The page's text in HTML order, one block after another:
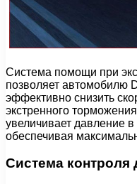
Система помощи при
позволяет автомобилю
эффективно снизить
экстренного
увеличивает давление
обеспечивая
Система контроля